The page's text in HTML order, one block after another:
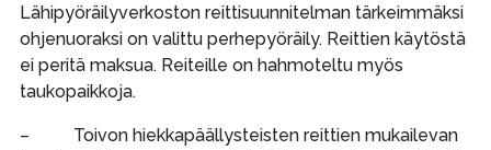
Lähipyöräilyverkoston reittisuunnitelman tärkeimmäksi
ohjenuoraksi on valittu perhepyöräily. Reittien käytöstä
ei peritä maksua. Reiteille on hahmoteltu myös
taukopaikkoja.
– Toivon hiekkapäällysteisten reittien mukailevan